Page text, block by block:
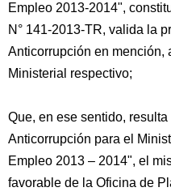
Empleo 2013-2014",
N° 141-2013-TR, valida la
Anticorrupción en mención,
Ministerial respectivo;
Que, en ese sentido,
Anticorrupción para el
Empleo 2013 – 2014", el
favorable de la Oficina de